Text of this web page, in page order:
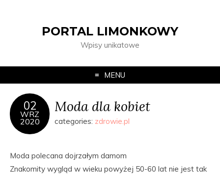
PORTAL LIMONKOWY
Wpisy unikatowe
MENU
02
WRZ
2020
Moda dla kobiet
categories: zdrowie.pl
Moda polecana dojrzałym damom
Znakomity wygląd w wieku powyżej 50-60 lat nie jest tak